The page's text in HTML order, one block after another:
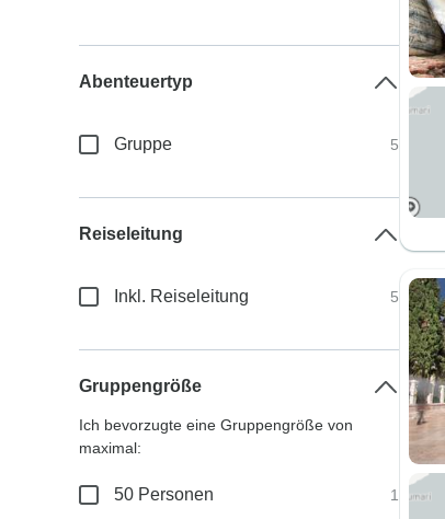
Abenteuertyp
Gruppe 5
Reiseleitung
Inkl. Reiseleitung 5
Gruppengröße
Ich bevorzugte eine Gruppengröße von
maximal:
50 Personen 1